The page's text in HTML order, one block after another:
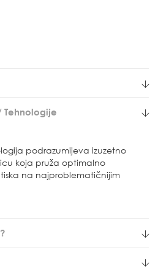
podrazumijeva izuzetno
koja pruža optimalno
na najproblematičnijim